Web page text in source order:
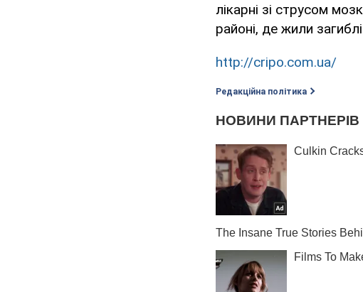
лікарні зі струсом
районі, де жили
http://cripo.com.ua/
Редакційна політика